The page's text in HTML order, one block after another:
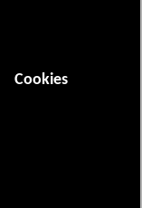
Cookies
está dirigida por